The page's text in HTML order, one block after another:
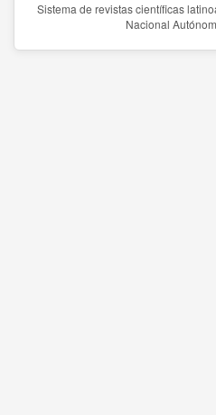
Sistema de revistas científicas
Nacional